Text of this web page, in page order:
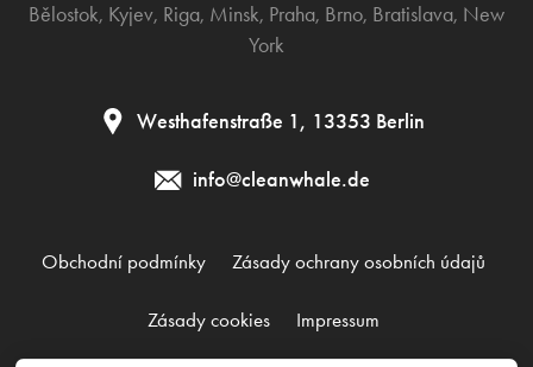
Bělostok, Kyjev, Riga, Minsk, Praha, Brno, Bratislava, New
York
Westhafenstraße 1, 13353 Berlin
info@cleanwhale.de
Obchodní podmínky Zásady ochrany osobních údajů
Zásady cookies Impressum